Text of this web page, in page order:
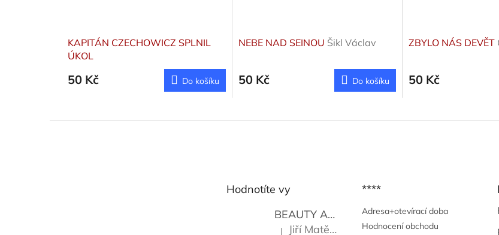
KAPITÁN CZECHOWICZ SPLNIL
ÚKOL
50 Kč Do košíku
NEBE NAD SEINOU Šikl Václav
50 Kč Do košíku
ZBYLO NÁS DEVĚT
50 Kč
Hodnotíte vy
BEAUTY AND THE BEAT
Go Go's
| Jiří Matějů
****
Adresa+otevírací doba
Hodnocení obchodu